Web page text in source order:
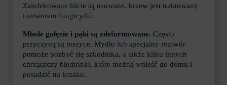
Zainfekowane liście są usuwane, krzew jest traktowany
roztworem fungicydu.
Młode gałęzie i pąki są zdeformowane. Często
przyczyną są mszyce. Mydło lub specjalny roztwór
pomoże pozbyć się szkodnika, a także kilku innych
chrząszczy biedronki, które można wnieść do domu i
posadzić na krzaku.